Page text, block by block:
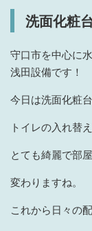
洗面化粧
守口市を中心に
浅田設備です！
今日は洗面化粧
トイレの入れ替
とても綺麗で部
変わりますね。
これから日々の